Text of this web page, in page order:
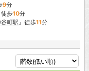
9分
徒歩10分
町駅』徒歩11分